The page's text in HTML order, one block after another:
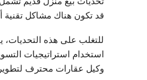
قد تكون هناك مشاكل تقنية
للتغلب على هذه التحديات،
استخدام استراتيجيات
وكيل عقارات محترف